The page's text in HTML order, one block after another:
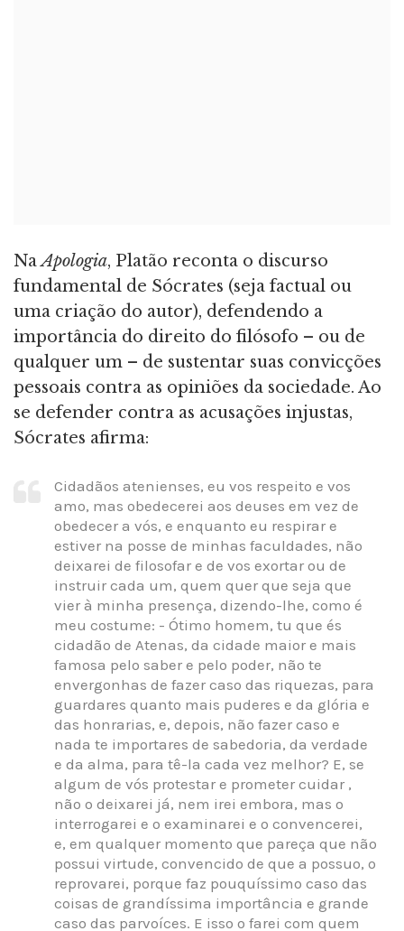
NaApologia, Platão reconta o discurso
fundamental de Sócrates (seja factual ou
uma criação do autor), defendendo a
importância do direito do filósofo – ou de
qualquer um – de sustentar suas convicções
pessoais contra as opiniões da sociedade. Ao
se defender contra as acusações injustas,
Sócrates afirma:
Cidadãos atenienses, eu vos respeito e vos
amo, mas obedecerei aos deuses em vez de
obedecer a vós, e enquanto eu respirar e
estiver na posse de minhas faculdades, não
deixarei de filosofar e de vos exortar ou de
instruir cada um, quem quer que seja que
vier à minha presença, dizendo-lhe, como é
meu costume: - Ótimo homem, tu que és
cidadão de Atenas, da cidade maior e mais
famosa pelo saber e pelo poder, não te
envergonhas de fazer caso das riquezas, para
guardares quanto mais puderes e da glória e
das honrarias, e, depois, não fazer caso e
nada te importares de sabedoria, da verdade
e da alma, para tê-la cada vez melhor? E, se
algum de vós protestar e prometer cuidar ,
não o deixarei já, nem irei embora, mas o
interrogarei e o examinarei e o convencerei,
e, em qualquer momento que pareça que não
possui virtude, convencido de que a possuo, o
reprovarei, porque faz pouquíssimo caso das
coisas de grandíssima importância e grande
caso das parvoíces. E isso o farei com quem